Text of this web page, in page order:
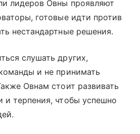
лидеров Овны проявляют
готовые идти против
нестандартные решения.
слушать других,
и не принимать
Овнам стоит развивать
и терпения, чтобы успешно